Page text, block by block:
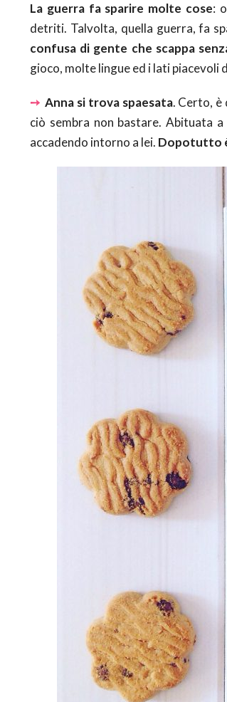
La guerra fa sparire molte cose:
detriti. Talvolta, quella guerra, fa
confusa di gente che scappa
gioco, molte lingue ed i lati piacevoli
➙ Anna si trova spaesata. Certo, è
ciò sembra non bastare. Abituata
accadendo intorno a lei. Dopotutto